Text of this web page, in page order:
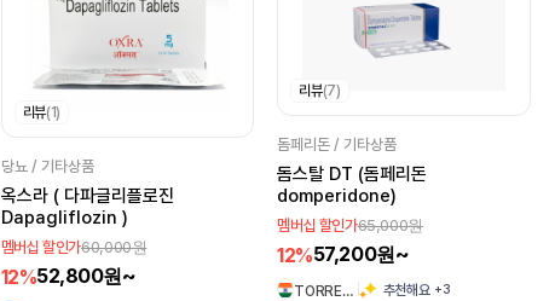
리뷰(1)
당뇨 / 기타상품
옥스라 ( 다파글리플로진
Dapagliflozin )
멤버십 할인가60,000원
12%52,800원~
리뷰(7)
돔페리돈 / 기타상품
돔스탈 DT (돔페리돈
domperidone)
멤버십 할인가65,000원
12%57,200원~
TORRE… 추천해요 +3